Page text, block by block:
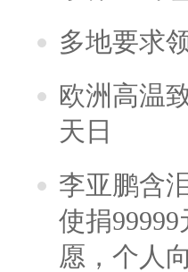
多地要求
欧洲高温
天日
李亚鹏含
使捐
愿，个人